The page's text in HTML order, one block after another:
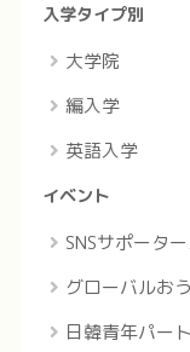
入学タイプ別
大学院
編入学
英語入学
イベント
SNSサポータ
グローバルお
日韓青年パー